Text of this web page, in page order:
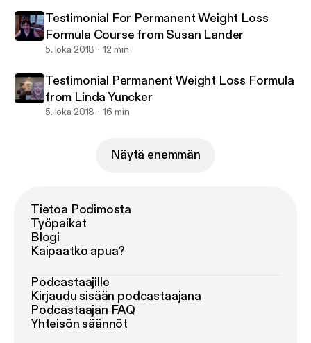
Testimonial For Permanent Weight Loss
Formula Course from Susan Lander
5. loka 2018 12 min
Testimonial Permanent Weight Loss Formula
from Linda Yuncker
5. loka 2018 16 min
Näytä enemmän
Tietoa Podimosta
Työpaikat
Blogi
Kaipaatko apua?
Podcastaajille
Kirjaudu sisään podcastaajana
Podcastaajan FAQ
Yhteisön säännöt